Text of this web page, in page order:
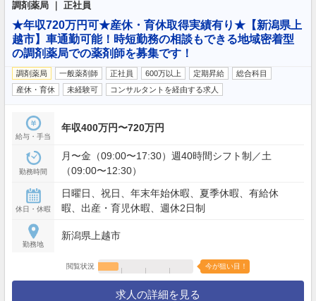
調剤薬局 ｜ 正社員
★年収720万円可★産休・育休取得実績有り★【新潟県上
越市】車通勤可能！時短勤務の相談もできる地域密着型
の調剤薬局での薬剤師を募集です！
調剤薬局 一般薬剤師 正社員 600万以上 定期昇給
総合科目
産休・育休
未経験可 コンサルタントを経由する求人
給与・手当
年収400万円〜720万円
勤務時間
月〜金（09:00〜17:30）週40時間シフト制／土
（09:00〜12:30）
休日・休暇
日曜日、祝日、年末年始休暇、夏季休暇、有給休
暇、出産・育児休暇、週休2日制
勤務地
新潟県上越市
閲覧状況 今が狙い目！
求人の詳細を見る